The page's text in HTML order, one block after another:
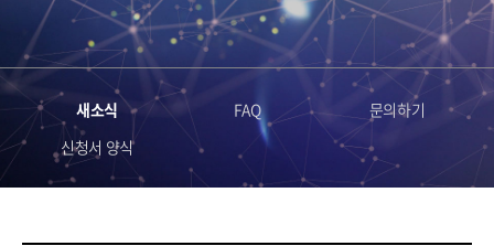
새소식 FAQ
문의하기
신청서 양식